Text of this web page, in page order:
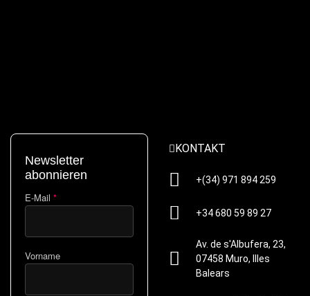
Newsletter
abonnieren
E-Mail *
Vorname
KONTAKT
+(34) 971 894 259
+34 680 59 89 27
Av. de s'Albufera, 23,
07458 Muro, Illes
Balears